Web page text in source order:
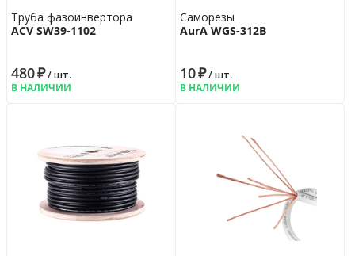
Труба фазоинвертора
ACV SW39-1102
480₽/ шт.
В НАЛИЧИИ
Саморезы
AurA WGS-312B
10₽/ шт.
В НАЛИЧИИ